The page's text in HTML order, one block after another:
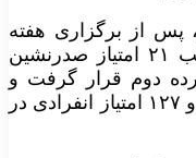
پس از برگزاری هفته
سوم لیگ برتر تیم مقاومت با کسب ۲۱ امتیاز صدرنشین
۱۵ امتیاز در رده دوم قرار گرفت و
شهرداری اراک با همین تعداد امتیاز و ۱۲۷ امتیاز انفرادی در